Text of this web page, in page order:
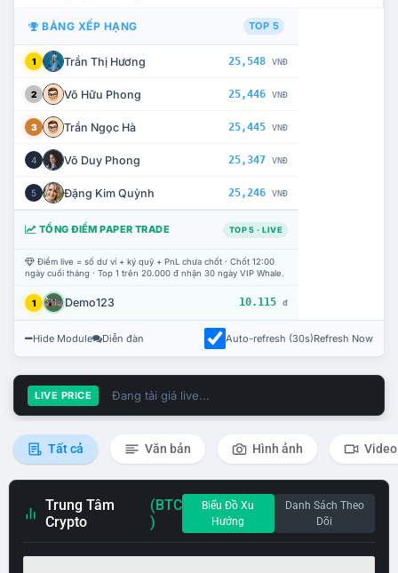
BẢNG XẾP HẠNG TOP 5
1 Trần Thị Hương 25,548 VNĐ
2 Võ Hữu Phong 25,446 VNĐ
3 Trần Ngọc Hà 25,445 VNĐ
4 Võ Duy Phong 25,347 VNĐ
5 Đặng Kim Quỳnh 25,246 VNĐ
TỔNG ĐIỂM PAPER TRADE TOP 5 · LIVE
Điểm live = số dư ví + ký quỹ + PnL chưa chốt · Chốt 12:00
ngày cuối tháng · Top 1 trên 20.000 đ nhận 30 ngày VIP Whale.
1 Demo123 10.115 đ
Hide Module Diễn đàn Auto-refresh (30s)Refresh Now
LIVE PRICE Đang tải giá live...
Tất cả Văn bản Hình ảnh Video
Trung Tâm
Crypto
(BTC
)
Biểu Đồ Xu
Hướng
Danh Sách Theo
Dõi